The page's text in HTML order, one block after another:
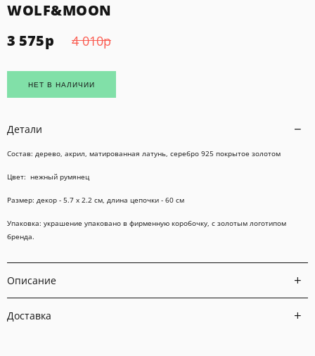
WOLF&MOON
3 575р 4 010р
НЕТ В НАЛИЧИИ
Детали
Состав: дерево, акрил, матированная латунь, серебро 925 покрытое золотом
Цвет: нежный румянец
Размер: декор - 5.7 х 2.2 см, длина цепочки - 60 см
Упаковка: украшение упаковано в фирменную коробочку, с золотым логотипом
бренда.
Описание
Доставка